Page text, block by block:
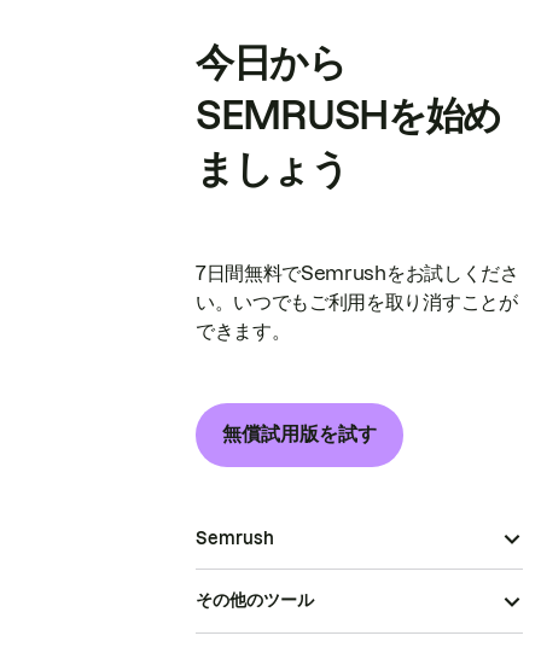
今日から
SEMRUSHを始め
ましょう
7日間無料でSemrushをお試しくださ
い。いつでもご利用を取り消すことが
できます。
無償試用版を試す
Semrush
その他のツール